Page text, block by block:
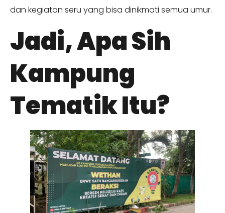
dan kegiatan seru yang bisa dinikmati semua umur.
Jadi, Apa Sih
Kampung
Tematik Itu?